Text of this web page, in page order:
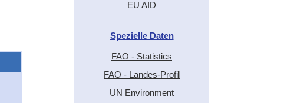
EU AID
Spezielle Daten
FAO - Statistics
FAO - Landes-Profil
UN Environment